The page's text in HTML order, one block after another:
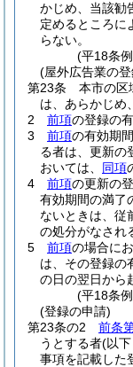
かじめ、当該勧
定めるところに
らない。
(平18条
(屋外広告業の
第23条
本市の区
は、あらかじめ
2
前項の登録の
3
前項の有効期
る者は、更新の
おいては、 同項
4
前項の更新の
有効期間の満了
ないときは、従
の処分がなされ
5
前項の場合にお
は、その登録の
の日の翌日から
(平18条
(登録の申請)
第23条の2
前条
うとする者(以
事項を記載した